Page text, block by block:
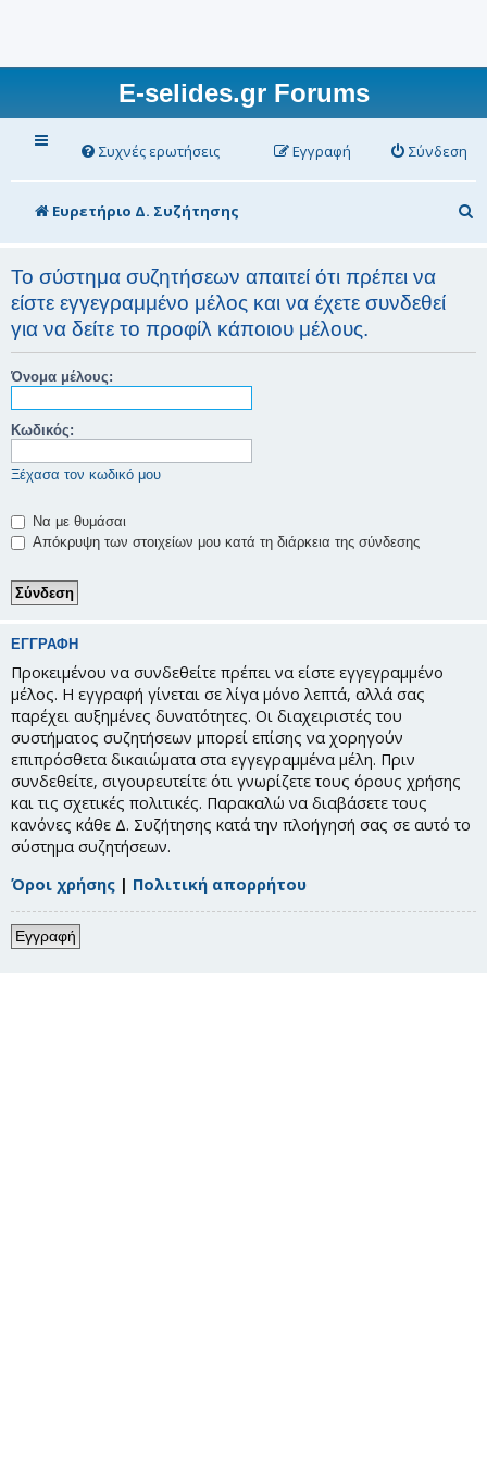
E-selides.gr Forums
Συχνές ερωτήσεις Σύνδεση
Εγγραφή
Ευρετήριο Δ. Συζήτησης
ν
Το σύστημα συζητήσεων απαιτεί ότι πρέπει να
είστε εγγεγραμμένο μέλος και να έχετε συνδεθεί
για να δείτε το προφίλ κάποιου μέλους.
Όνομα μέλους:
Κωδικός:
Ξέχασα τον κωδικό μου
Να με θυμάσαι
Απόκρυψη των στοιχείων μου κατά τη διάρκεια της σύνδεσης
ΕΓΓΡΑΦΉ
Προκειμένου να συνδεθείτε πρέπει να είστε εγγεγραμμένο
μέλος. Η εγγραφή γίνεται σε λίγα μόνο λεπτά, αλλά σας
παρέχει αυξημένες δυνατότητες. Οι διαχειριστές του
συστήματος συζητήσεων μπορεί επίσης να χορηγούν
επιπρόσθετα δικαιώματα στα εγγεγραμμένα μέλη. Πριν
συνδεθείτε, σιγουρευτείτε ότι γνωρίζετε τους όρους χρήσης
και τις σχετικές πολιτικές. Παρακαλώ να διαβάσετε τους
κανόνες κάθε Δ. Συζήτησης κατά την πλοήγησή σας σε αυτό το
σύστημα συζητήσεων.
Όροι χρήσης | Πολιτική απορρήτου
Εγγραφή